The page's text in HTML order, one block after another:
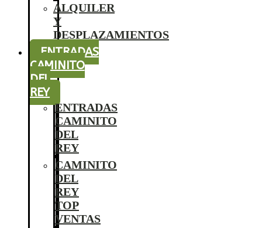
ALQUILER
Y
DESPLAZAMIENTOS
ENTRADAS
CAMINITO
DEL
REY
ENTRADAS
CAMINITO
DEL
REY
CAMINITO
DEL
REY
TOP
VENTAS